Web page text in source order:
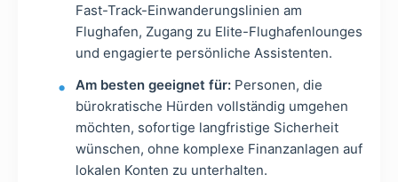
Fast-Track-Einwanderungslinien am
Flughafen, Zugang zu Elite-Flughafenlounges
und engagierte persönliche Assistenten.
Am besten geeignet für: Personen, die
bürokratische Hürden vollständig umgehen
möchten, sofortige langfristige Sicherheit
wünschen, ohne komplexe Finanzanlagen auf
lokalen Konten zu unterhalten.